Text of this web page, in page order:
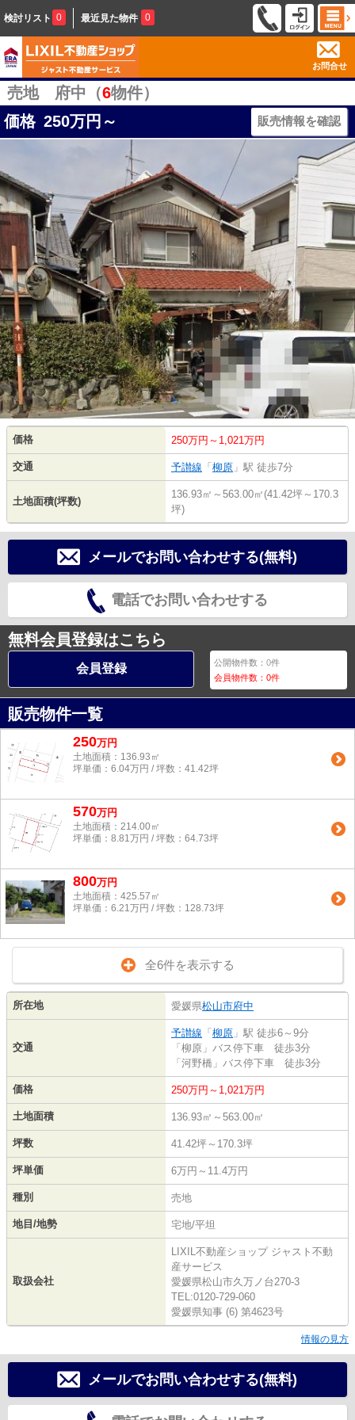
検討リスト 0 最近見た物件 0
お問合せ
売地 府中（6物件）
価格 250万円～ 販売情報を確認
価格 250万円～1,021万円
交通 予讃線 「 柳原 」駅 徒歩7分
土地面積(坪数)
136.93㎡～563.00㎡(41.42坪～170.3
坪)
メールでお問い合わせする(無料)
電話でお問い合わせする
無料会員登録はこちら
会員登録 公開物件数：0件
会員物件数：0件
販売物件一覧
250万円
土地面積：136.93㎡
坪単価：6.04万円 / 坪数：41.42坪
570万円
土地面積：214.00㎡
坪単価：8.81万円 / 坪数：64.73坪
800万円
土地面積：425.57㎡
坪単価：6.21万円 / 坪数：128.73坪
全6件を表示する
所在地 愛媛県松山市府中
交通
予讃線 「 柳原 」駅 徒歩6～9分
「柳原」バス停下車 徒歩3分
「河野橋」バス停下車 徒歩3分
価格 250万円～1,021万円
土地面積 136.93㎡～563.00㎡
坪数 41.42坪～170.3坪
坪単価 6万円～11.4万円
種別 売地
地目/地勢 宅地/平坦
取扱会社
LIXIL不動産ショップ ジャスト不動
産サービス
愛媛県松山市久万ノ台270-3
TEL:0120-729-060
愛媛県知事 (6) 第4623号
情報の見方
メールでお問い合わせする(無料)